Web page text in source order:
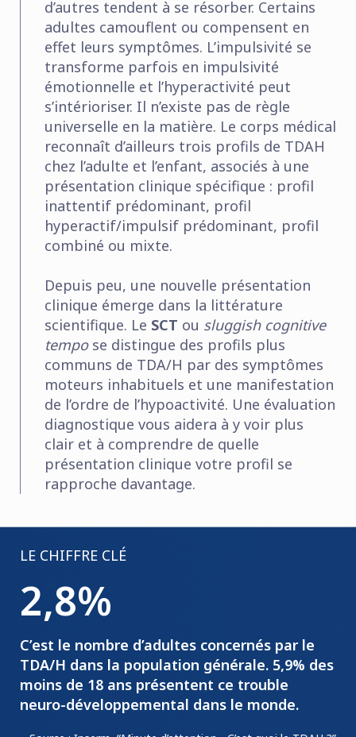
d’autres tendent à se résorber. Certains
adultes camouflent ou compensent en
effet leurs symptômes. L’impulsivité se
transforme parfois en impulsivité
émotionnelle et l’hyperactivité peut
s’intérioriser. Il n’existe pas de règle
universelle en la matière. Le corps médical
reconnaît d’ailleurs trois profils de TDAH
chez l’adulte et l’enfant, associés à une
présentation clinique spécifique : profil
inattentif prédominant, profil
hyperactif/impulsif prédominant, profil
combiné ou mixte.
Depuis peu, une nouvelle présentation
clinique émerge dans la littérature
scientifique. Le SCT ou sluggish cognitive
tempose distingue des profils plus
communs de TDA/H par des symptômes
moteurs inhabituels et une manifestation
de l’ordre de l’hypoactivité. Une évaluation
diagnostique vous aidera à y voir plus
clair et à comprendre de quelle
présentation clinique votre profil se
rapproche davantage.
LE CHIFFRE CLÉ
2,8%
C’est le nombre d’adultes concernés par le
TDA/H dans la population générale. 5,9% des
moins de 18 ans présentent ce trouble
neuro-développemental dans le monde.